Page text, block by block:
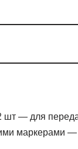
шт — для
маркерами